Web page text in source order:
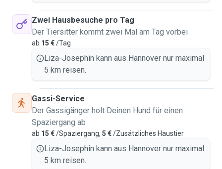
Zwei Hausbesuche pro Tag
Der Tiersitter kommt zwei Mal am Tag vorbei
ab 15 €/Tag
Liza-Josephin kann aus Hannover nur maximal
5 km reisen.
Gassi-Service
Der Gassigänger holt Deinen Hund für einen
Spaziergang ab
ab 15 €/Spaziergang, 5 €/Zusätzliches Haustier
Liza-Josephin kann aus Hannover nur maximal
5 km reisen.